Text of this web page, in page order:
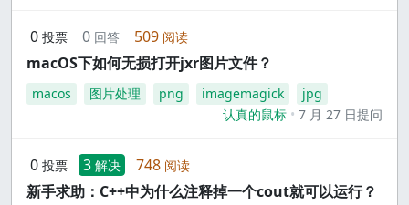
0 投票 0 回答 509 阅读
macOS下如何无损打开jxr图片文件？
macos 图片处理 png imagemagick
jpg
认真的鼠标
7 月 27 日提问
0 投票 3 解决 748 阅读
新手求助：C++中为什么注释掉一个cout就可以运行？